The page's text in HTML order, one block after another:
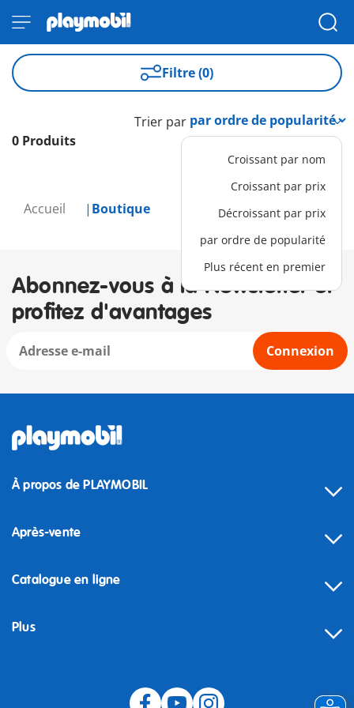
Accueil Boutique
Filtre (0)
0 Produits
Trier par
Croissant par nom
Croissant par prix
Décroissant par prix
par ordre de popularité
Plus récent en premier
Abonnez-vous à la Newsletter et
profitez d'avantages
Connexion
À propos de PLAYMOBIL
Après-vente
Catalogue en ligne
Plus